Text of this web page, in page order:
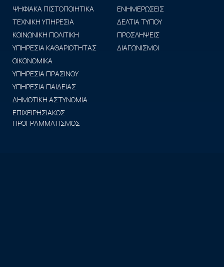
ΨΗΦΙΑΚΑ ΠΙΣΤΟΠΟΙΗΤΙΚΑ
ΤΕΧΝΙΚΗ ΥΠΗΡΕΣΙΑ
ΚΟΙΝΩΝΙΚΗ ΠΟΛΙΤΙΚΗ
ΥΠΗΡΕΣΙΑ ΚΑΘΑΡΙΟΤΗΤΑΣ
ΟΙΚΟΝΟΜΙΚΑ
ΥΠΗΡΕΣΙΑ ΠΡΑΣΙΝΟΥ
ΥΠΗΡΕΣΙΑ ΠΑΙΔΕΙΑΣ
ΔΗΜΟΤΙΚΗ ΑΣΤΥΝΟΜΙΑ
ΕΠΙΧΕΙΡΗΣΙΑΚΟΣ
ΠΡΟΓΡΑΜΜΑΤΙΣΜΟΣ
ΕΝΗΜΕΡΩΣΕΙΣ
ΔΕΛΤΙΑ ΤΥΠΟΥ
ΠΡΟΣΛΗΨΕΙΣ
ΔΙΑΓΩΝΙΣΜΟΙ